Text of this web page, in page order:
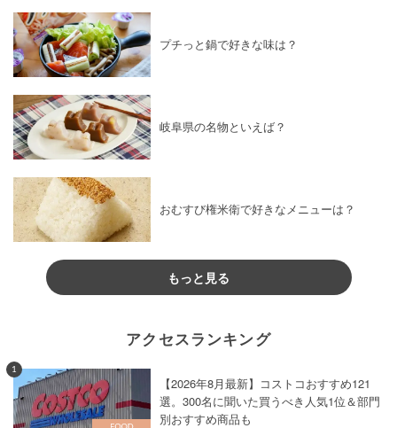
プチっと鍋で好きな味は？
岐阜県の名物といえば？
おむすび権米衛で好きなメニューは？
もっと見る
アクセスランキング
1
【2026年8月最新】コストコおすすめ121
選。300名に聞いた買うべき人気1位＆部門
別おすすめ商品も